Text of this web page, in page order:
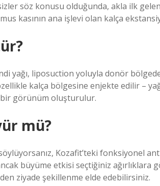
söz konusu olduğunda, akla ilk
kasının ana işlevi olan kalça
yağı, liposuction yoluyla donör
kalça bölgesine enjekte edilir –
bir görünüm oluşturulur.
mü?
Kozafit’teki fonksiyonel
büyüme etkisi seçtiğiniz ağırlıklara
ziyade şekillenme elde edebilirsiniz.